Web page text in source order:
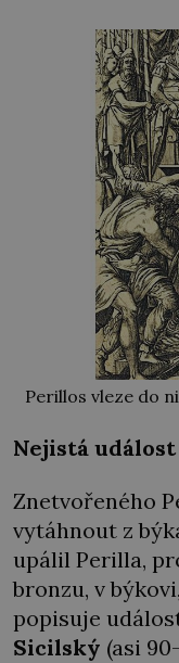
Perillos vleze do
Nejistá událost
Znetvořeného
vytáhnout z
upálil Perilla,
bronzu, v
popisuje
Sicilský (asi